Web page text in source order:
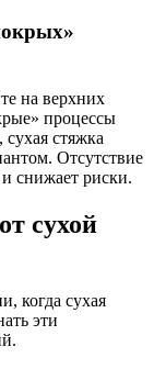
на верхних
процессы
стяжка
Отсутствие
снижает риски.
сухой
когда сухая
эти